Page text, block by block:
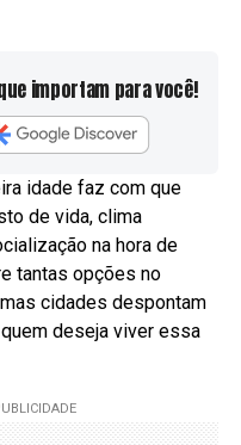
importam para você!
idade faz com que
de vida, clima
na hora de
tantas opções no
cidades despontam
deseja viver essa